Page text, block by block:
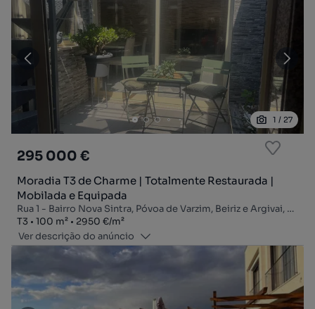
1 / 27
295 000 €
Moradia T3 de Charme | Totalmente Restaurada |
Mobilada e Equipada
Rua 1 - Bairro Nova Sintra, Póvoa de Varzim, Beiriz e Argivai, Póvoa de Varzim, Porto
Tipologia
T3
Zona100 m²
Preço por metro quadrado
2950 €/m²
Ver descrição do anúncio